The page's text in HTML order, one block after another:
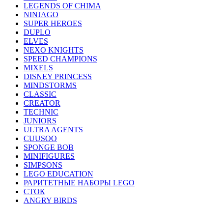
LEGENDS OF CHIMA
NINJAGO
SUPER HEROES
DUPLO
ELVES
NEXO KNIGHTS
SPEED CHAMPIONS
MIXELS
DISNEY PRINCESS
MINDSTORMS
CLASSIC
CREATOR
TECHNIC
JUNIORS
ULTRA AGENTS
CUUSOO
SPONGE BOB
MINIFIGURES
SIMPSONS
LEGO EDUCATION
РАРИТЕТНЫЕ НАБОРЫ LEGO
СТОК
ANGRY BIRDS